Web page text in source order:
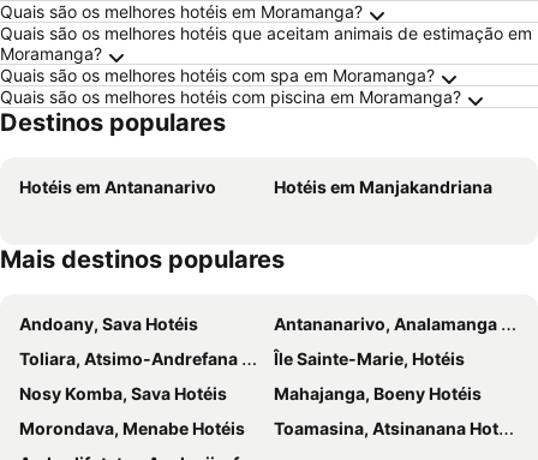
Quais são os melhores hotéis em Moramanga?
Quais são os melhores hotéis que aceitam animais de estimação em
Moramanga?
Quais são os melhores hotéis com spa em Moramanga?
Quais são os melhores hotéis com piscina em Moramanga?
Destinos populares
Hotéis em Antananarivo Hotéis em Manjakandriana
Mais destinos populares
Andoany, Sava Hotéis
Antananarivo, Analamanga Hotéis
Toliara, Atsimo-Andrefana Hotéis
Île Sainte-Marie, Hotéis
Nosy Komba, Sava Hotéis
Mahajanga, Boeny Hotéis
Morondava, Menabe Hotéis
Toamasina, Atsinanana Hotéis